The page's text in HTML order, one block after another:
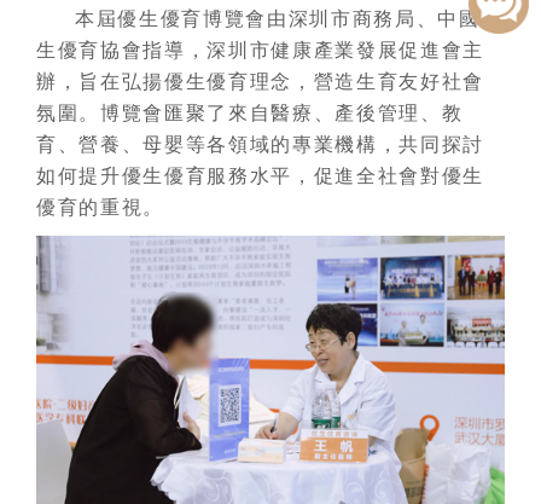
本屆優生優育博覽會由深圳市商務局、中國優
生優育協會指導，深圳市健康產業發展促進會主
辦，旨在弘揚優生優育理念，營造生育友好社會
氛圍。博覽會匯聚了來自醫療、產後管理、教
育、營養、母嬰等各領域的專業機構，共同探討
如何提升優生優育服務水平，促進全社會對優生
優育的重視。